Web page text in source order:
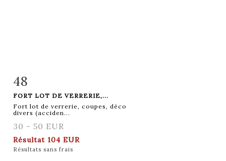
Fiche détaillée
48
FORT LOT DE VERRERIE,...
Fort lot de verrerie, coupes, déco
divers (acciden...
30 - 50 EUR
Résultat 104 EUR
Résultats sans frais